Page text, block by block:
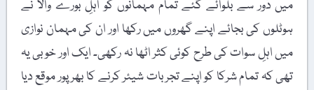
میں دُور سے بلوائے گئے تمام مہمانوں کو اہلِ بورے والا نے
ہوٹلوں کی بجائے اپنے گھروں میں رکھا اور ان کی مہمان نوازی
میں اہلِ سوات کی طرح کوئی کثر اٹھا نہ رکھی۔ ایک اور خوبی یہ
تھی کہ تمام شرکا کو اپنے تجربات شیئر کرنے کا بھرپور موقع دیا